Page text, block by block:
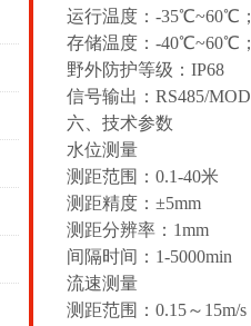
运行温度：-35℃~60℃
存储温度：-40℃~60℃
野外防护等级：IP68
信号输出：RS485/
六、技术参数
水位测量
测距范围：0.1-40米
测距精度：±5mm
测距分辨率：1mm
间隔时间：1-5000min
流速测量
测距范围：0.15～15m/s